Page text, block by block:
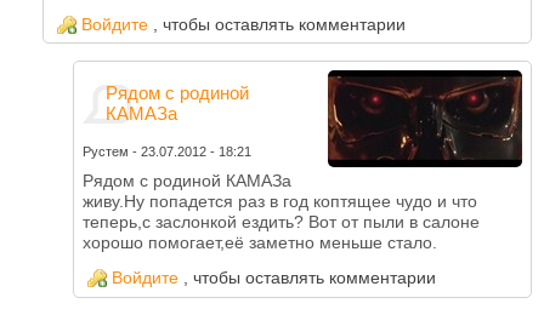
Войдите
, чтобы оставлять комментарии
Рядом с родиной
КАМАЗа
Рустем - 23.07.2012 - 18:21
Рядом с родиной КАМАЗа
живу.Ну попадется раз в год коптящее чудо и что
теперь,с заслонкой ездить? Вот от пыли в салоне
хорошо помогает,её заметно меньше стало.
Войдите , чтобы оставлять комментарии